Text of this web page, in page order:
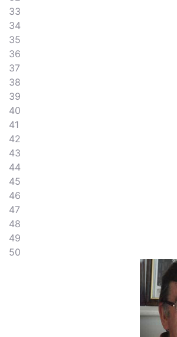
33
34
35
36
37
38
39
40
41
42
43
44
45
46
47
48
49
50